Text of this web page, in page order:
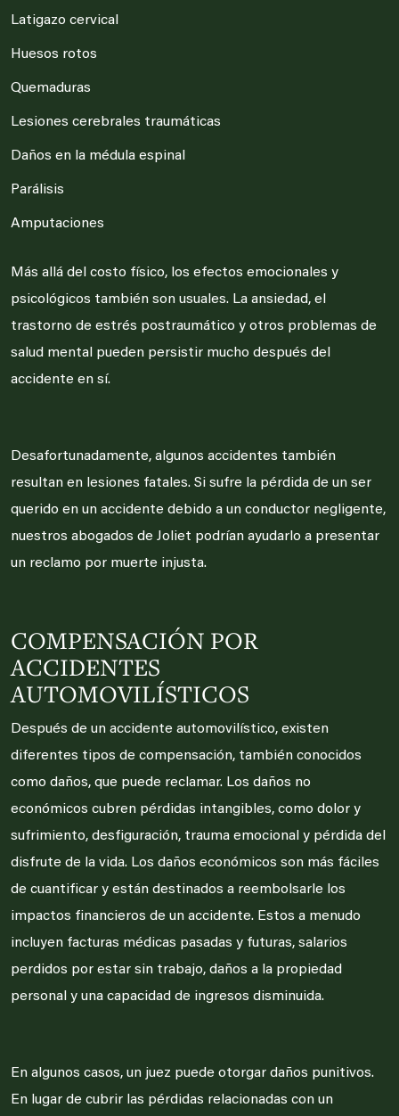
Latigazo cervical
Huesos rotos
Quemaduras
Lesiones cerebrales traumáticas
Daños en la médula espinal
Parálisis
Amputaciones
Más allá del costo físico, los efectos emocionales y
psicológicos también son usuales. La ansiedad, el
trastorno de estrés postraumático y otros problemas de
salud mental pueden persistir mucho después del
accidente en sí.
Desafortunadamente, algunos accidentes también
resultan en lesiones fatales. Si sufre la pérdida de un ser
querido en un accidente debido a un conductor negligente,
nuestros abogados de Joliet podrían ayudarlo a presentar
un reclamo por muerte injusta.
COMPENSACIÓN POR
ACCIDENTES
AUTOMOVILÍSTICOS
Después de un accidente automovilístico, existen
diferentes tipos de compensación, también conocidos
como daños, que puede reclamar. Los daños no
económicos cubren pérdidas intangibles, como dolor y
sufrimiento, desfiguración, trauma emocional y pérdida del
disfrute de la vida. Los daños económicos son más fáciles
de cuantificar y están destinados a reembolsarle los
impactos financieros de un accidente. Estos a menudo
incluyen facturas médicas pasadas y futuras, salarios
perdidos por estar sin trabajo, daños a la propiedad
personal y una capacidad de ingresos disminuida.
En algunos casos, un juez puede otorgar daños punitivos.
En lugar de cubrir las pérdidas relacionadas con un